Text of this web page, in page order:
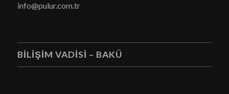
info@pulur.com.tr
BİLİŞİM VADİSİ – BAKÜ